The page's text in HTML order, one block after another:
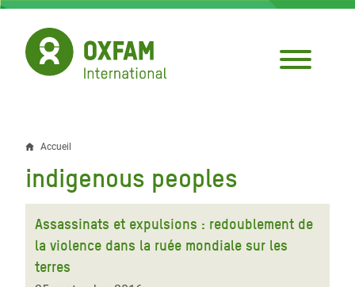
Aller
contenu
principal
Fil
d'Ariane
Accueil
indigenous peoples
Assassinats et expulsions : redoublement de
la violence dans la ruée mondiale sur les
terres